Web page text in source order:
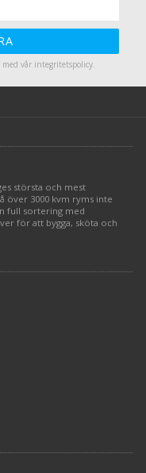
vår integritetspolicy.
största och mest
över 3000 kvm ryms inte
full sortering med
för att bygga, sköta och